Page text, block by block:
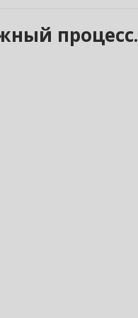
процесс.